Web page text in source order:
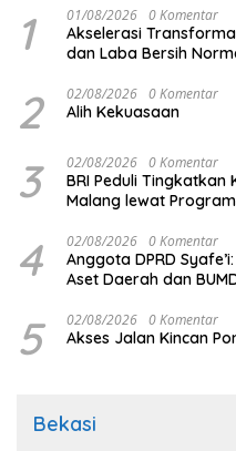
1 01/08/2026 0 Komentar
Akselerasi
dan Laba Bersih
2 02/08/2026 0 Komentar
Alih Kekuasaan
3 02/08/2026 0 Komentar
BRI Peduli Tingkatkan
Malang lewat
4 02/08/2026 0 Komentar
Anggota DPRD
Aset Daerah dan
5 02/08/2026 0 Komentar
Akses Jalan Kincan
Bekasi